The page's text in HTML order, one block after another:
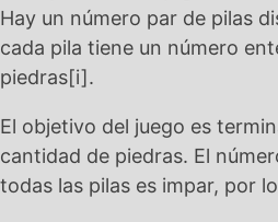
Hay un número par de pilas
cada pila tiene un número
piedras[i].
El objetivo del juego es
cantidad de piedras. El
todas las pilas es impar, por